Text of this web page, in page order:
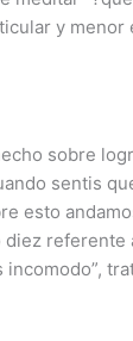
y
sobre
sentis
esto
referente